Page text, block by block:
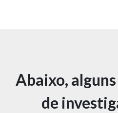
Abaixo,
de